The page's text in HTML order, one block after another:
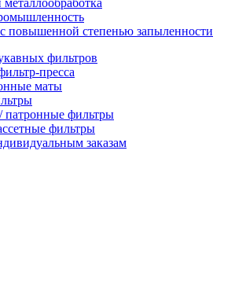
повышенной степенью запыленности
фильтров
пресса
маты
фильтры
фильтры
заказам